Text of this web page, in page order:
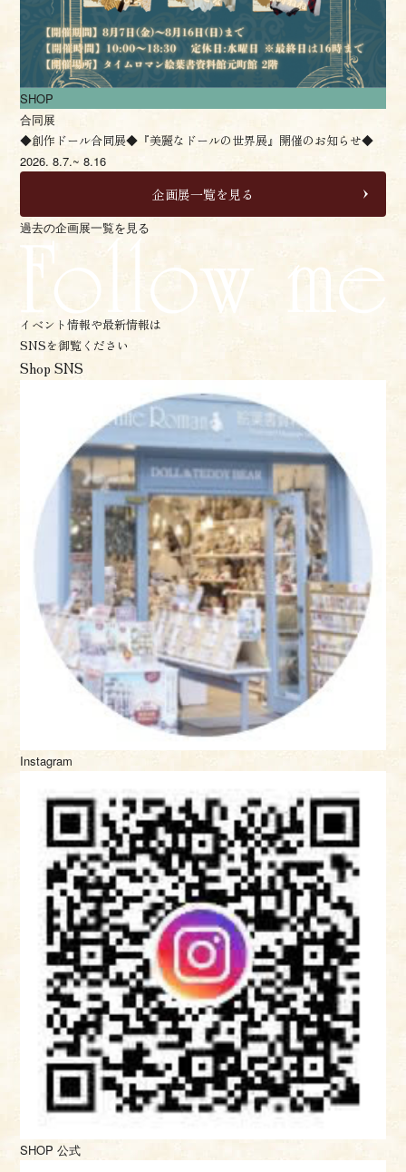
SHOP
合同展
◆創作ドール合同展◆『美麗なドールの世界展』開催のお知らせ◆
2026.8.7.~ 8.16
企画展一覧を見る
過去の企画展一覧を見る
イベント情報や最新情報は
SNSを御覧ください
Shop SNS
Instagram
SHOP 公式